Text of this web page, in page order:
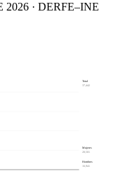
· DERFE–INE
Total
37,442
Mujeres
20,501
Hombres
16,941